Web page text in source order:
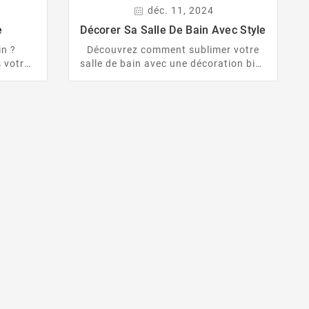
?
votre
déc. 11, 2024
Décorer Sa Salle De Bain Avec Style
Découvrez comment sublimer votre
salle de bain avec une décoration bien